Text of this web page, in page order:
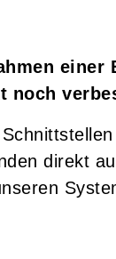
einer
noch
direkt